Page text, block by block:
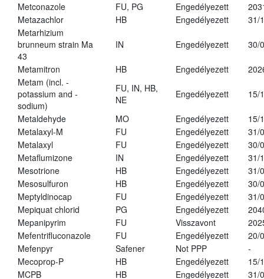
Metconazole
FU, PG Engedélyezett
Metazachlor
HB Engedélyezett
31/
Metarhizium
brunneum strain Ma
43
IN Engedélyezett 30/
Metamitron HB Engedélyezett
Metam (incl. -
potassium and -
sodium)
FU, IN, HB,
NE
Engedélyezett 15/
Metaldehyde MO Engedélyezett
15/
Metalaxyl-M
FU Engedélyezett
31/
Metalaxyl
FU Engedélyezett
30/
Metaflumizone
IN Engedélyezett
31/
Mesotrione
HB Engedélyezett
31/
Mesosulfuron
HB Engedélyezett
30/
Meptyldinocap
FU Engedélyezett
31/
Mepiquat chlorid
PG Engedélyezett
Mepanipyrim
FU Visszavont
Mefentrifluconazole
FU Engedélyezett
20/
Mefenpyr
Safener Not PPP
-
Mecoprop-P
HB Engedélyezett
15/
MCPB
HB Engedélyezett
31/